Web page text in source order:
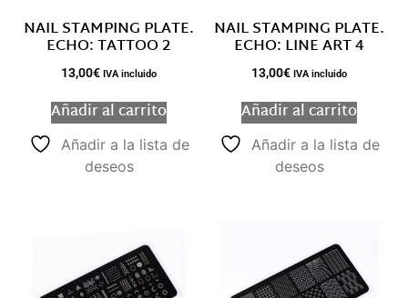
NAIL STAMPING PLATE.
ECHO: TATTOO 2
13,00€ IVA incluido
Añadir al carrito
Añadir a la lista de
deseos
NAIL STAMPING PLATE.
ECHO: LINE ART 4
13,00€ IVA incluido
Añadir al carrito
Añadir a la lista de
deseos